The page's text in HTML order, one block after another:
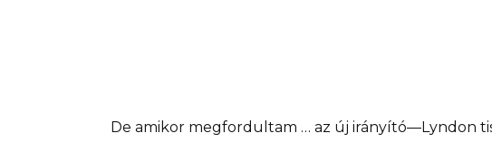
De amikor megfordultam … az új irányító—Lyndon